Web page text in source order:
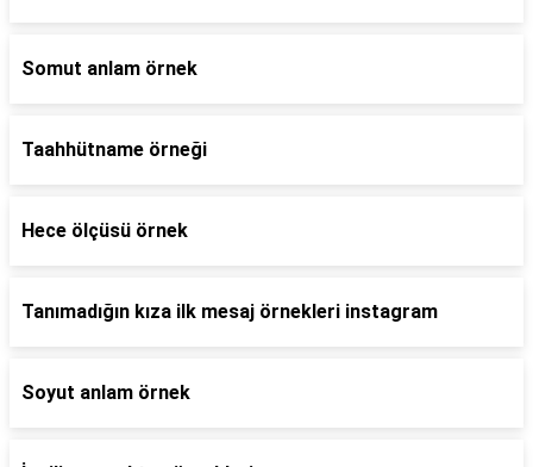
Somut anlam örnek
Taahhütname örneği
Hece ölçüsü örnek
Tanımadığın kıza ilk mesaj örnekleri instagram
Soyut anlam örnek